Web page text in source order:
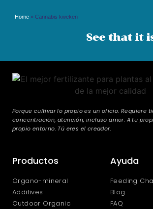
Home » Cannabis kweken
See that it
Porque cultivar lo propio es un oficio. Requiere
concentración, atención, incluso amor. A tu
propio entorno. Tú eres el creador.
Productos
Organo-mineral
Additives
Outdoor Organic
Ayuda
Feeding
Blog
FAQ